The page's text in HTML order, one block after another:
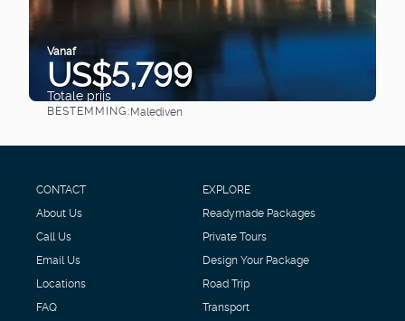
Vanaf
US$5,799
Totale prijs
BESTEMMING:Malediven
CONTACT
About Us
Call Us
Email Us
Locations
FAQ
EXPLORE
Readymade Packages
Private Tours
Design Your Package
Road Trip
Transport